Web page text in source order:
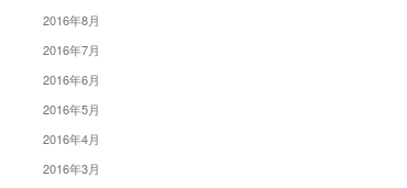
2016年8月
2016年7月
2016年6月
2016年5月
2016年4月
2016年3月